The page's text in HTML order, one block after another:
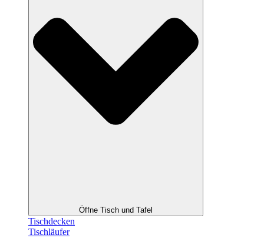
Öffne Tisch und Tafel
Tischdecken
Tischläufer